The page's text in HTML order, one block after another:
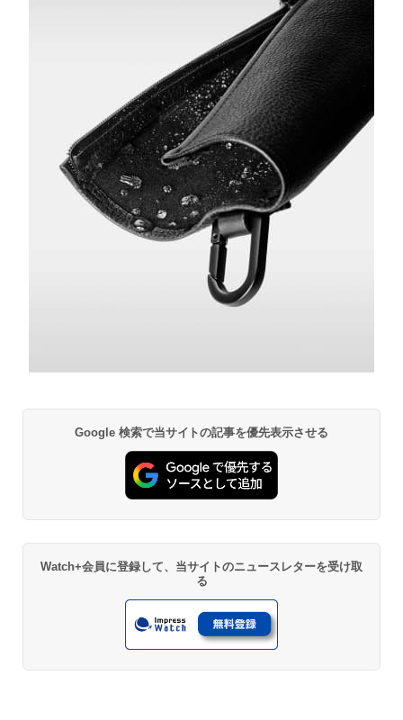
Google 検索で当サイトの記事を優先表示させる
Watch+会員に登録して、当サイトのニュースレターを受け取
る